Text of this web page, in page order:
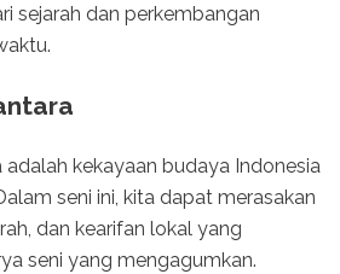
sejarah dan perkembangan
adalah kekayaan budaya Indonesia
seni ini, kita dapat merasakan
dan kearifan lokal yang
seni yang mengagumkan.